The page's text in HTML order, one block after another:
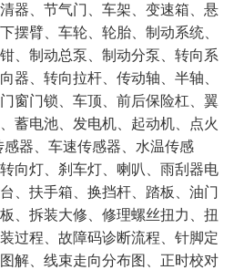
器、节气门、车架、变速箱、悬
摆臂、车轮、轮胎、制动系统、
、制动总泵、制动分泵、转向系
器、转向拉杆、传动轴、半轴、
窗门锁、车顶、前后保险杠、翼
蓄电池、发电机、起动机、点火
感器、车速传感器、水温传感
向灯、刹车灯、喇叭、雨刮器电
、扶手箱、换挡杆、踏板、油门
、拆装大修、修理螺丝扭力、扭
过程、故障码诊断流程、针脚定
解、线束走向分布图、正时校对